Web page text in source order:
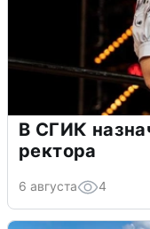
В СГИК
ректора
6 августа 4